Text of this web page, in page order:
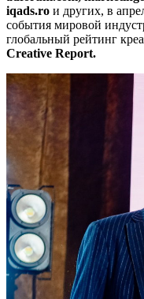
iqads.ro и других, в
события мировой
глобальный рейтинг
Creative Report.